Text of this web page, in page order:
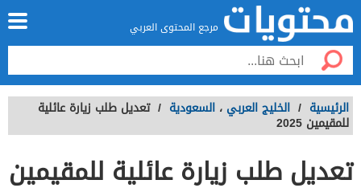
مرجع المحتوى العربي
الرئيسية / الخليج العربي ، السعودية / تعديل طلب زيارة عائلية
للمقيمين 2025
تعديل طلب زيارة عائلية للمقيمين